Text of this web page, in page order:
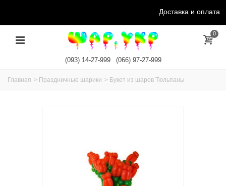
Доставка и оплата
0
(093) 14-27-999 (066) 97-27-999
Главная > Праздничные шарики > Букет из шаров Тюльпаны